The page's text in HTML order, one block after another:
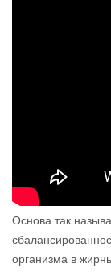
Основа так
организма в